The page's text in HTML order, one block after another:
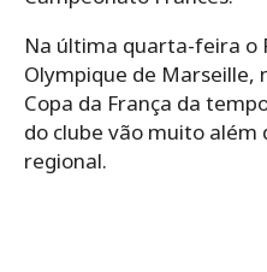
Na última quarta-feira o
Olympique de Marseille,
Copa da França da
do clube vão muito
regional.